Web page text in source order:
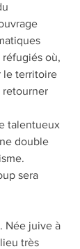
où,
le territoire
retourner
talentueux
double
sera
Née juive à
très